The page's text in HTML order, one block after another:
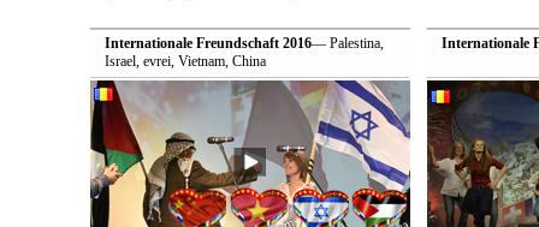
Internationale Freundschaft 2016— Palestina,
Israel, evrei, Vietnam, China
Internationale